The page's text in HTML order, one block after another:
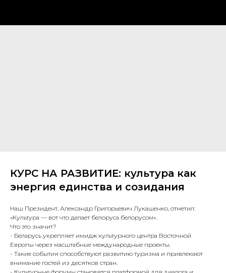
КУРС НА РАЗВИТИЕ: культура как
энергия единства и созидания
Наш Президент, Александр Григорьевич Лукашенко, отметил:
«Культура — вот что делает белоруса белорусом».
Что это значит?
- Беларусь укрепляет имидж культурного центра Восточной
Европы через масштабные международные проекты.
- Такие события способствуют развитию туризма и привлекают
внимание гостей из десятков стран.